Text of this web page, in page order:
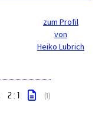
zum Profil
von
Heiko Lubrich
2 : 1 (1)